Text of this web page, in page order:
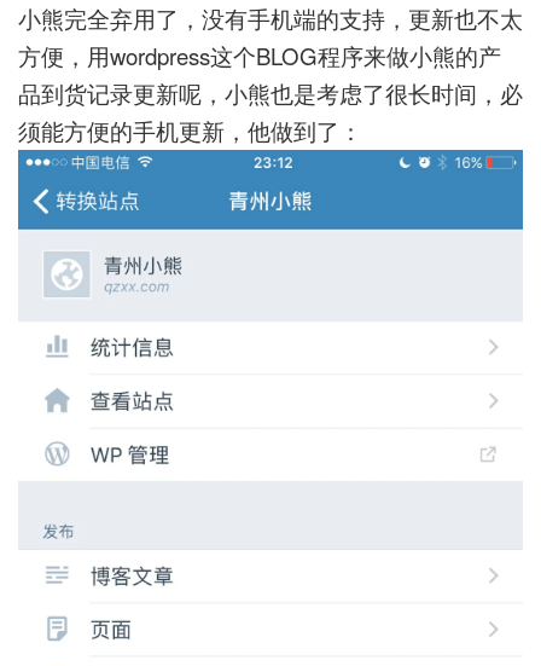
小熊完全弃用了，没有手机端的支持，更新也不太
方便，用wordpress这个BLOG程序来做小熊的产
品到货记录更新呢，小熊也是考虑了很长时间，必
须能方便的手机更新，他做到了：